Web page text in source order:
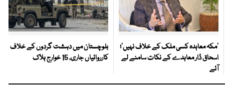
‘مکہ معاہدہ کسی ملک کے خلاف نہیں’؛
اسحاق ڈار معاہدے کے نکات سامنے لے
آئے
بلوچستان میں دہشت گردوں کے خلاف
کارروائیاں جاری، 15 خوارج ہلاک